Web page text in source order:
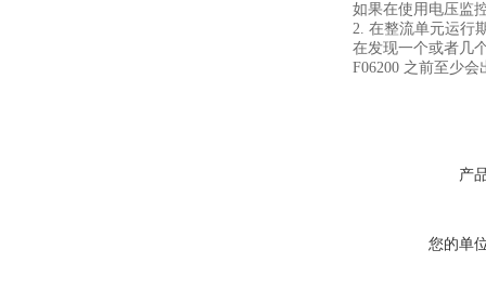
如果在使用电压监
2. 在整流单元运行
在发现一个或者几
F06200 之前至少
产
您的单